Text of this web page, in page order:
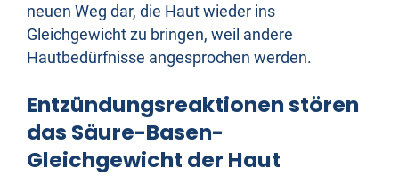
neuen Weg dar, die Haut wieder ins
Gleichgewicht zu bringen, weil andere
Hautbedürfnisse angesprochen werden.
Entzündungsreaktionen stören
das Säure-Basen-
Gleichgewicht der Haut